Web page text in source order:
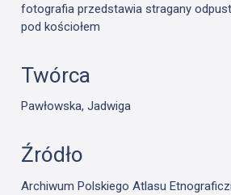
fotografia przedstawia stragany
pod kościołem
Twórca
Pawłowska, Jadwiga
Źródło
Archiwum Polskiego Atlasu